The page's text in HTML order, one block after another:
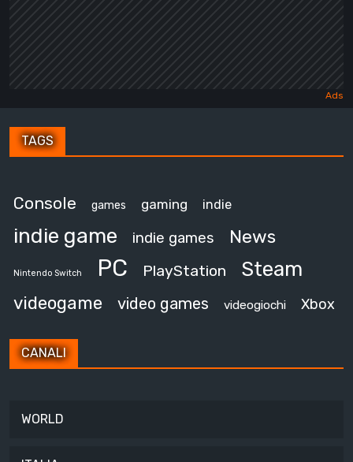
TAGS
Console games gaming indie
indie game indie games News
Nintendo Switch PC PlayStation Steam
videogame video games videogiochi Xbox
CANALI
WORLD